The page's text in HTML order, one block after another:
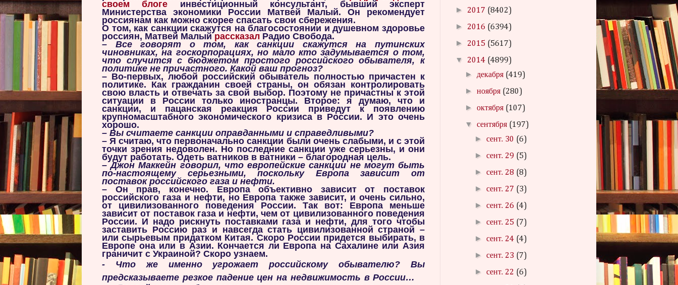
своем блоге инвестиционный консультант, бывший эксперт
Министерства экономики России Матвей Малый. Он рекомендует
россиянам как можно скорее спасать свои сбережения.
О том, как санкции скажутся на благосостоянии и душевном здоровье
россиян, Матвей Малыйрассказал Радио Свобода.
– Все говорят о том, как санкции скажутся на путинских
чиновниках, на госкорпорациях, но мало кто задумывается о том,
что случится с бюджетом простого российского обывателя, к
политике не причастного. Какой ваш прогноз?
– Во-первых, любой российский обыватель полностью причастен к
политике. Как гражданин своей страны, он обязан контролировать
свою власть и отвечать за свой выбор. Поэтому не причастны к этой
ситуации в России только иностранцы. Второе: я думаю, что и
санкции, и пацанская реакция России приведут к появлению
крупномасштабного экономического кризиса в России. И это очень
хорошо.
– Вы считаете санкции оправданными и справедливыми?
– Я считаю, что первоначально санкции были очень слабыми, и с этой
точки зрения недоволен. Но последние санкции уже серьезны, и они
будут работать. Одеть ватников в ватники – благородная цель.
–Джон Маккейн говорил, что европейские санкции не могут быть
по-настоящему серьезными, поскольку Европа зависит от
поставок российского газа и нефти.
– Он прав, конечно. Европа объективно зависит от поставок
российского газа и нефти, но Европа также зависит, и очень сильно,
от цивилизованного поведения России. Так вот: Европа меньше
зависит от поставок газа и нефти, чем от цивилизованного поведения
России. И надо рискнуть поставками газа и нефти, для того чтобы
заставить Россию раз и навсегда стать цивилизованной страной –
или сырьевым придатком Китая. Скоро России придется выбирать, в
Европе она или в Азии. Кончается ли Европа на Сахалине или Азия
граничит с Украиной? Скоро узнаем.
- Что же именно угрожает российскому обывателю? Вы
предсказываете резкое падение цен на недвижимость в России…
► 2017 (8402)
► 2016 (6394)
► 2015 (5617)
▼ 2014 (4899)
► декабря (419)
►ноября (280)
►октября (107)
▼сентября (197)
►сент. 30 (6)
►сент. 29 (5)
►сент. 28 (8)
►сент. 27 (3)
►сент. 26 (4)
►сент. 25 (7)
►сент. 24 (4)
►сент. 23 (7)
►сент. 22 (6)